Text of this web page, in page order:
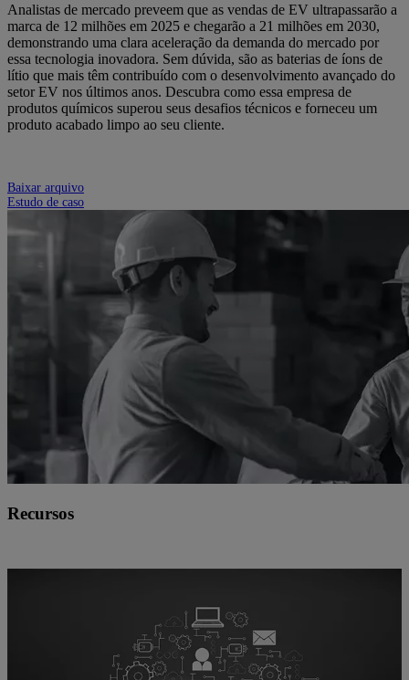
Analistas de mercado preveem que as vendas de EV ultrapassarão a
marca de 12 milhões em 2025 e chegarão a 21 milhões em 2030,
demonstrando uma clara aceleração da demanda do mercado por
essa tecnologia inovadora. Sem dúvida, são as baterias de íons de
lítio que mais têm contribuído com o desenvolvimento avançado do
setor EV nos últimos anos. Descubra como essa empresa de
produtos químicos superou seus desafios técnicos e forneceu um
produto acabado limpo ao seu cliente.
Baixar arquivo
Estudo de caso
Recursos